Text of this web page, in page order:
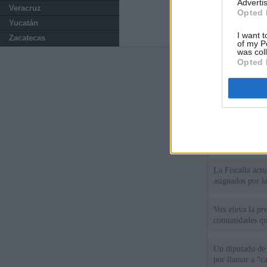
Opted
I want
of my
was
Opted
Veracruz
Yucatán
Zacatecas
Últimas
España
Italia rechaza
La Fiscalía
asignados por
Vox eleva la
comunidades
Un diputado
por llamar a